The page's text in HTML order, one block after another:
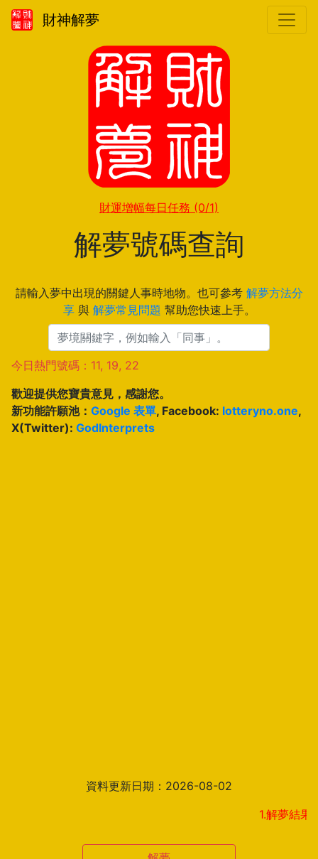
財神解夢
財運增幅每日任務 (0/1)
解夢號碼查詢
請輸入夢中出現的關鍵人事時地物。也可參考 解夢方法分
享與 解夢常見問題 幫助您快速上手。
今日熱門號碼：11, 19, 22
歡迎提供您寶貴意見，感謝您。
新功能許願池： Google 表單, Facebook: lotteryno.one,
X(Twitter): GodInterprets
資料更新日期：2026-08-02
1.解夢結果頁新增見